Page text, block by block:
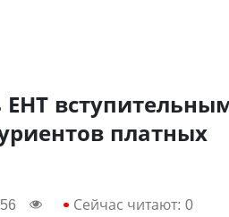
платных
Сейчас читают: 0